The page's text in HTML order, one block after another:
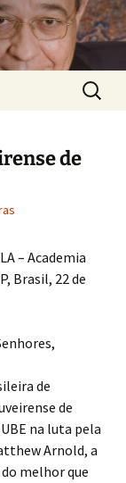
por:
de
– Academia
Brasil, 22 de
de
de
na luta pela
Arnold, a
melhor que